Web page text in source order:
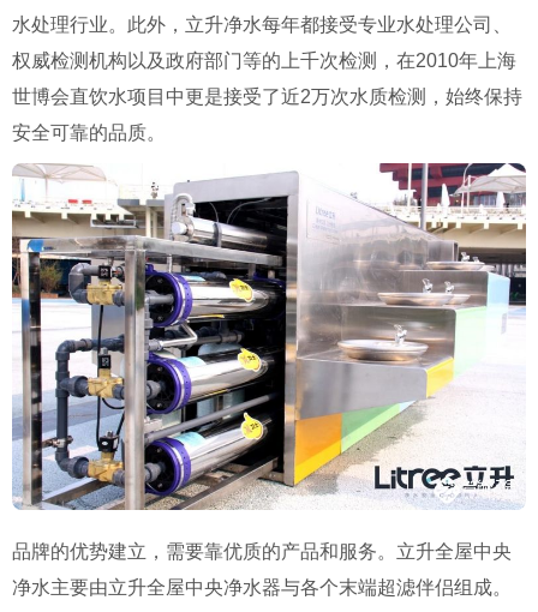
水处理行业。此外，立升净水每年都接受专业水处理公司、
权威检测机构以及政府部门等的上千次检测，在2010年上海
世博会直饮水项目中更是接受了近2万次水质检测，始终保持
安全可靠的品质。
品牌的优势建立，需要靠优质的产品和服务。立升全屋中央
净水主要由立升全屋中央净水器与各个末端超滤伴侣组成。